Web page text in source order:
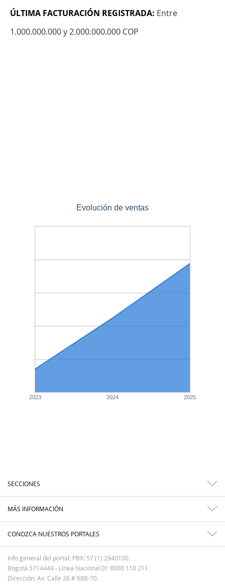
ÚLTIMA FACTURACIÓN REGISTRADA: Entre
1.000.000.000 y 2.000.000.000 COP
Evolución de ventas
2023 2024 2025
SECCIONES
MÁS INFORMACIÓN
CONOZCA NUESTROS PORTALES
Info general del portal: PBX: 57 (1) 2940100.
Bogotá 5714444 - Línea Nacional 01 8000 110 211.
Dirección: Av. Calle 26 # 68B-70.